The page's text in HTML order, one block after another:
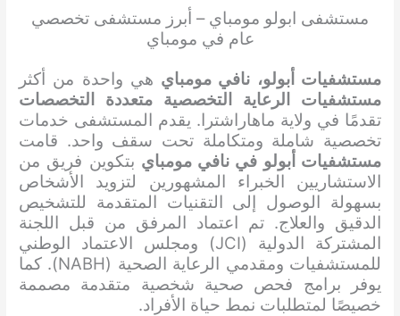
مستشفى ابولو مومباي – أبرز مستشفى تخصصي
عام في مومباي
مستشفيات أبولو، نافي مومباي هي واحدة من أكثر
مستشفيات الرعاية التخصصية متعددة التخصصات
تقدمًا في ولاية ماهاراشترا. يقدم المستشفى خدمات
تخصصية شاملة ومتكاملة تحت سقف واحد. قامت
مستشفيات أبولو في نافي مومباي بتكوين فريق من
الاستشاريين الخبراء المشهورين لتزويد الأشخاص
بسهولة الوصول إلى التقنيات المتقدمة للتشخيص
الدقيق والعلاج. تم اعتماد المرفق من قبل اللجنة
المشتركة الدولية (JCI) ومجلس الاعتماد الوطني
للمستشفيات ومقدمي الرعاية الصحية (NABH). كما
يوفر برامج فحص صحية شخصية متقدمة مصممة
خصيصًا لمتطلبات نمط حياة الأفراد.